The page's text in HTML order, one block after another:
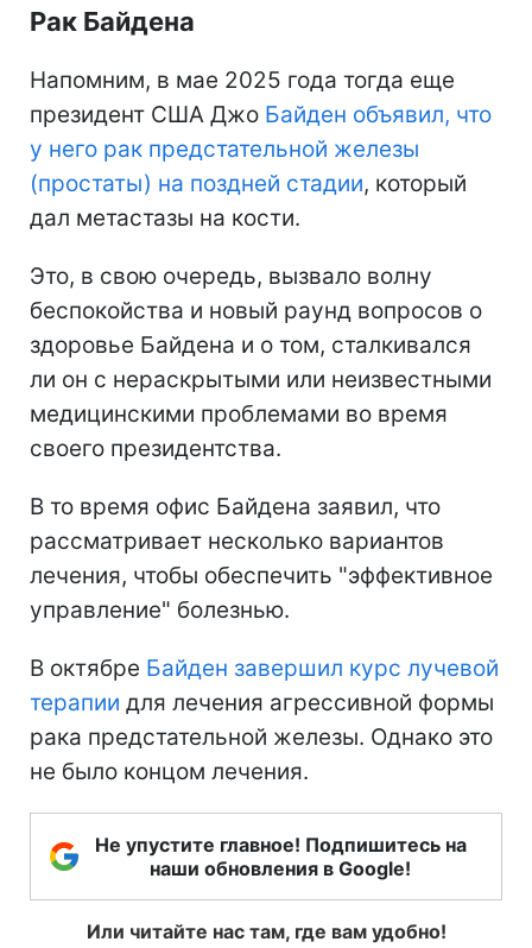
Рак Байдена
Напомним, в мае 2025 года тогда еще
президент США Джо Байден объявил, что
у него рак предстательной железы
(простаты) на поздней стадии, который
дал метастазы на кости.
Это, в свою очередь, вызвало волну
беспокойства и новый раунд вопросов о
здоровье Байдена и о том, сталкивался
ли он с нераскрытыми или неизвестными
медицинскими проблемами во время
своего президентства.
В то время офис Байдена заявил, что
рассматривает несколько вариантов
лечения, чтобы обеспечить "эффективное
управление" болезнью.
В октябре Байден завершил курс лучевой
терапии для лечения агрессивной формы
рака предстательной железы. Однако это
не было концом лечения.
Не упустите главное! Подпишитесь на
наши обновления в Google!
Или читайте нас там, где вам удобно!